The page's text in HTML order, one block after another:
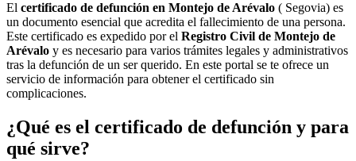
El certificado de defunción en Montejo de Arévalo ( Segovia) es
un documento esencial que acredita el fallecimiento de una persona.
Este certificado es expedido por el Registro Civil de Montejo de
Arévalo y es necesario para varios trámites legales y administrativos
tras la defunción de un ser querido. En este portal se te ofrece un
servicio de información para obtener el certificado sin
complicaciones.
¿Qué es el certificado de defunción y para
qué sirve?